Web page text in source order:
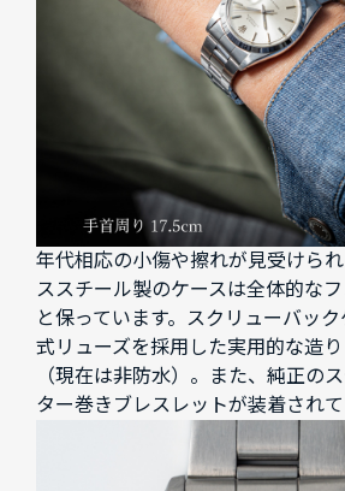
年代相応の小傷や擦れが見受けら
ススチール製のケースは全体的な
と保っています。スクリューバッ
式リューズを採用した実用的な造
（現在は非防水）。また、純正の
ター巻きブレスレットが装着されて